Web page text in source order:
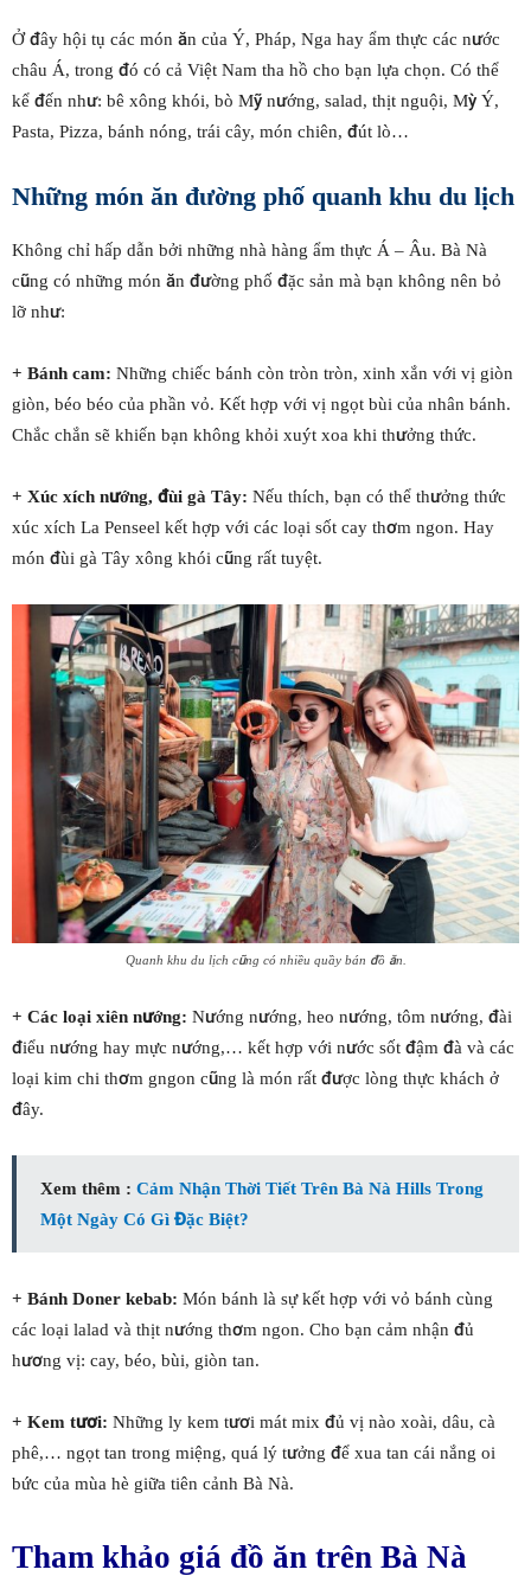
Ở đây hội tụ các món ăn của Ý, Pháp, Nga hay ẩm thực các nước
châu Á, trong đó có cả Việt Nam tha hồ cho bạn lựa chọn. Có thể
kể đến như: bê xông khói, bò Mỹ nướng, salad, thịt nguội, Mỳ Ý,
Pasta, Pizza, bánh nóng, trái cây, món chiên, đút lò…
Những món ăn đường phố quanh khu du lịch
Không chỉ hấp dẫn bởi những nhà hàng ẩm thực Á – Âu. Bà Nà
cũng có những món ăn đường phố đặc sản mà bạn không nên bỏ
lỡ như:
+ Bánh cam: Những chiếc bánh còn tròn tròn, xinh xắn với vị giòn
giòn, béo béo của phần vỏ. Kết hợp với vị ngọt bùi của nhân bánh.
Chắc chắn sẽ khiến bạn không khỏi xuýt xoa khi thưởng thức.
+ Xúc xích nướng, đùi gà Tây: Nếu thích, bạn có thể thưởng thức
xúc xích La Penseel kết hợp với các loại sốt cay thơm ngon. Hay
món đùi gà Tây xông khói cũng rất tuyệt.
Quanh khu du lịch cũng có nhiều quầy bán đồ ăn.
+ Các loại xiên nướng: Nướng nướng, heo nướng, tôm nướng, đài
điểu nướng hay mực nướng,… kết hợp với nước sốt đậm đà và các
loại kim chi thơm gngon cũng là món rất được lòng thực khách ở
đây.
Xem thêm : Cảm Nhận Thời Tiết Trên Bà Nà Hills Trong
Một Ngày Có Gì Đặc Biệt?
+ Bánh Doner kebab: Món bánh là sự kết hợp với vỏ bánh cùng
các loại lalad và thịt nướng thơm ngon. Cho bạn cảm nhận đủ
hương vị: cay, béo, bùi, giòn tan.
+ Kem tươi: Những ly kem tươi mát mix đủ vị nào xoài, dâu, cà
phê,… ngọt tan trong miệng, quá lý tưởng để xua tan cái nắng oi
bức của mùa hè giữa tiên cảnh Bà Nà.
Tham khảo giá đồ ăn trên Bà Nà